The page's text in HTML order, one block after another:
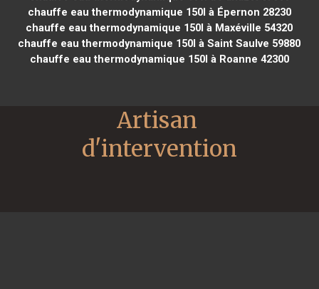
chauffe eau thermodynamique 150l à Épernon 28230
chauffe eau thermodynamique 150l à Maxéville 54320
chauffe eau thermodynamique 150l à Saint Saulve 59880
chauffe eau thermodynamique 150l à Roanne 42300
Artisan
d'intervention